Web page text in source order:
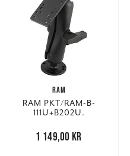
RAM
RAM PKT/RAM-B-
111U+B202U.
1 149,00 kr
1 149,00 kr